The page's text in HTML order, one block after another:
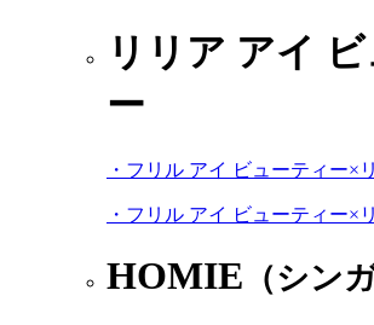
リリア アイ
ー
・フリル アイ ビューティー×
・フリル アイ ビューティー×
HOMIE （シン